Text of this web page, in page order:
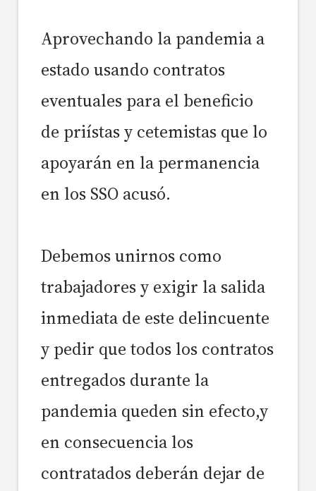
Aprovechando la pandemia a
estado usando contratos
eventuales para el beneficio
de priístas y cetemistas que lo
apoyarán en la permanencia
en los SSO acusó.
Debemos unirnos como
trabajadores y exigir la salida
inmediata de este delincuente
y pedir que todos los contratos
entregados durante la
pandemia queden sin efecto,y
en consecuencia los
contratados deberán dejar de